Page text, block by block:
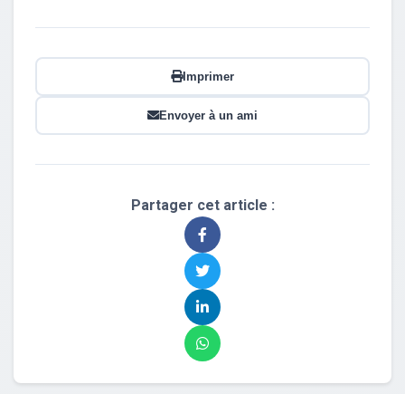
Imprimer
Envoyer à un ami
Partager cet article :